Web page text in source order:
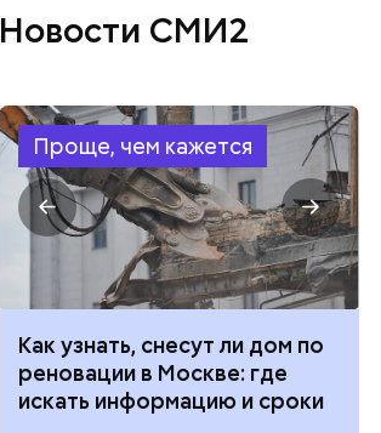
Новости СМИ2
Проще, чем кажется
Как узнать, снесут ли дом по
реновации в Москве: где
искать информацию и сроки